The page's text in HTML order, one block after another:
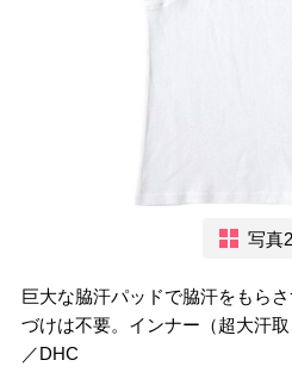
写真
巨大な脇汗パッドで脇汗をもら
づけは不要。インナー（超大汗
／DHC